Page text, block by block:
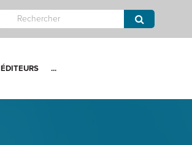
ÉDITEURS ...